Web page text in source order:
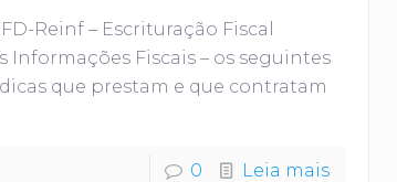
Reinf – Escrituração Fiscal
Informações Fiscais – os seguintes
que prestam e que contratam
0 Leia mais